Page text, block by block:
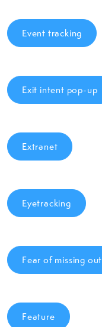
Event tracking
Exit intent pop-up
Extranet
Eyetracking
Fear of missing out
Feature